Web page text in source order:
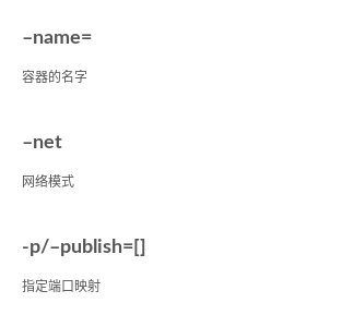
–name=
容器的名字
–net
网络模式
-p/–publish=[]
指定端口映射